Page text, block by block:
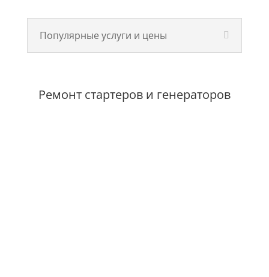
Популярные услуги и цены
Ремонт стартеров и генераторов